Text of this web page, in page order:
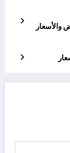
والأسعار